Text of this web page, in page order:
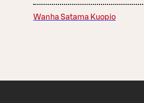
Wanha Satama Kuopio